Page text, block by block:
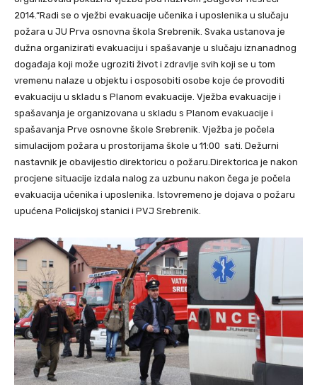
2014.“Radi se o vježbi evakuacije učenika i uposlenika u slučaju
požara u JU Prva osnovna škola Srebrenik. Svaka ustanova je
dužna organizirati evakuaciju i spašavanje u slučaju iznanadnog
događaja koji može ugroziti život i zdravlje svih koji se u tom
vremenu nalaze u objektu i osposobiti osobe koje će provoditi
evakuaciju u skladu s Planom evakuacije. Vježba evakuacije i
spašavanja je organizovana u skladu s Planom evakuacije i
spašavanja Prve osnovne škole Srebrenik. Vježba je počela
simulacijom požara u prostorijama škole u 11:00 sati. Dežurni
nastavnik je obavijestio direktoricu o požaru.Direktorica je nakon
procjene situacije izdala nalog za uzbunu nakon čega je počela
evakuacija učenika i uposlenika. Istovremeno je dojava o požaru
upućena Policijskoj stanici i PVJ Srebrenik.